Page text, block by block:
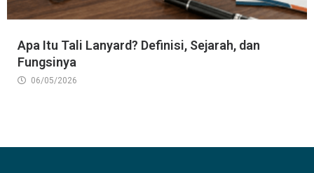
Apa Itu Tali Lanyard? Definisi, Sejarah, dan
Fungsinya
06/05/2026